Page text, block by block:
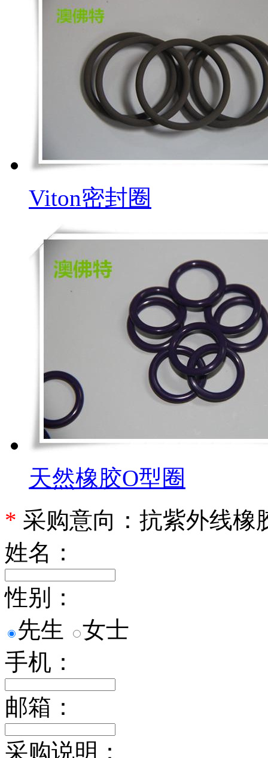
Viton密封圈
天然橡胶O型圈
* 采购意向：抗紫外线橡
姓名：
性别：
先生
女士
手机：
邮箱：
采购说明：